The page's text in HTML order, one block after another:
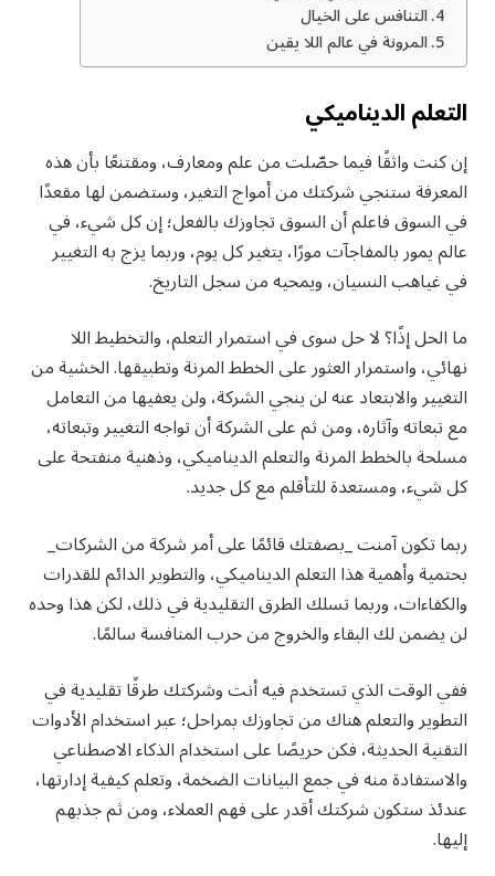
التنافس على الخيال
المرونة في عالم اللا يقين
التعلم الديناميكي
إن كنت واثقًا فيما حصّلت من علم ومعارف، ومقتنعًا بأن هذه
المعرفة ستنجي شركتك من أمواج التغير، وستضمن لها مقعدًا
في السوق فاعلم أن السوق تجاوزك بالفعل؛ إن كل شيء، في
عالم يمور بالمفاجآت مورًا، يتغير كل يوم، وربما يزج به التغيير
في غياهب النسيان، ويمحيه من سجل التاريخ.
ما الحل إذًا؟ لا حل سوى في استمرار التعلم، والتخطيط اللا
نهائي، واستمرار العثور على الخطط المرنة وتطبيقها. الخشية من
التغيير والابتعاد عنه لن ينجي الشركة، ولن يعفيها من التعامل
مع تبعاته وآثاره، ومن ثم على الشركة أن تواجه التغيير وتبعاته،
مسلحة بالخطط المرنة والتعلم الديناميكي، وذهنية منفتحة على
كل شيء، ومستعدة للتأقلم مع كل جديد.
ربما تكون آمنت _بصفتك قائمًا على أمر شركة من الشركات_
بحتمية وأهمية هذا التعلم الديناميكي، والتطوير الدائم للقدرات
والكفاءات، وربما تسلك الطرق التقليدية في ذلك، لكن هذا وحده
لن يضمن لك البقاء والخروج من حرب المنافسة سالمًا.
ففي الوقت الذي تستخدم فيه أنت وشركتك طرقًا تقليدية في
التطوير والتعلم هناك من تجاوزك بمراحل؛ عبر استخدام الأدوات
التقنية الحديثة، فكن حريصًا على استخدام الذكاء الاصطناعي
والاستفادة منه في جمع البيانات الضخمة، وتعلم كيفية إدارتها،
عندئذ ستكون شركتك أقدر على فهم العملاء، ومن ثم جذبهم
إليها.